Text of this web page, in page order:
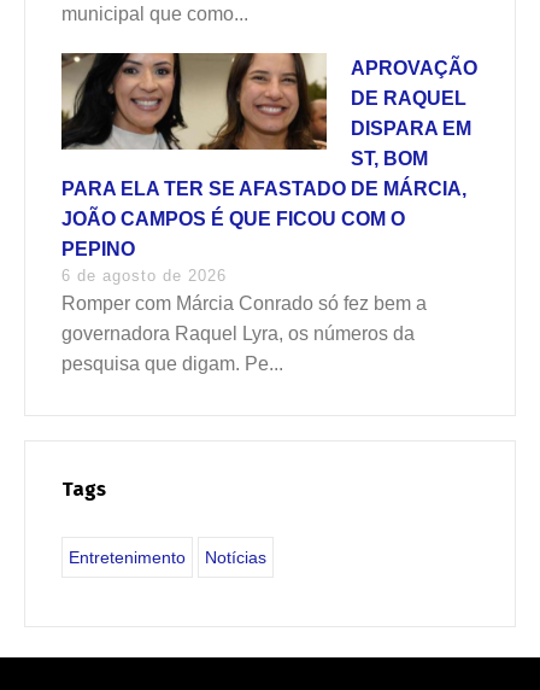
municipal que como...
APROVAÇÃO
DE RAQUEL
DISPARA EM
ST, BOM
PARA ELA TER SE AFASTADO DE MÁRCIA,
JOÃO CAMPOS É QUE FICOU COM O
PEPINO
6 de agosto de 2026
Romper com Márcia Conrado só fez bem a
governadora Raquel Lyra, os números da
pesquisa que digam. Pe...
Tags
Entretenimento Notícias